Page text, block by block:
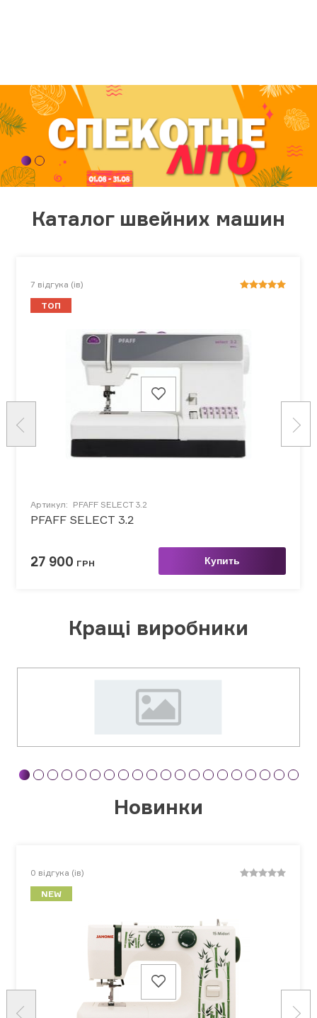
Каталог швейних машин
7 відгука (ів)
ТОП
Артикул: PFAFF SELECT 3.2
PFAFF SELECT 3.2
27 900 ГРН Купить
Кращі виробники
Новинки
0 відгука (ів)
NEW